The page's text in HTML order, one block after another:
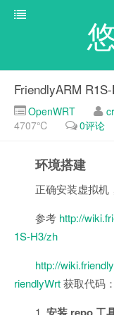
FriendlyARM
OpenWRT
4707℃
0评论
环境搭建
正确安装虚拟机
参考 http://
1S-H3/zh
http://
riendlyWrt获取代码：
1.